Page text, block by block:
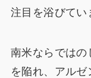
注目を浴びてい
南米ならではの
を陥れ、アル